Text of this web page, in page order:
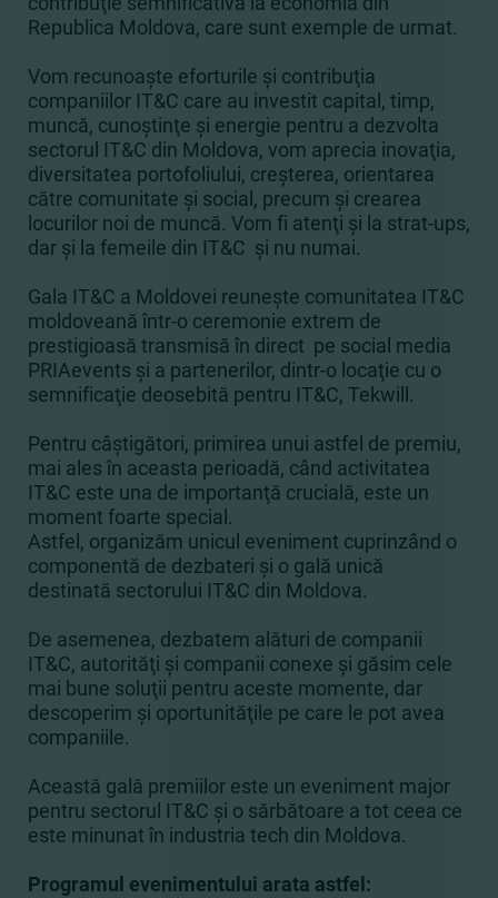
Republica Moldova, care sunt exemple de urmat.
Vom recunoaşte eforturile şi contribuţia
companiilor IT&C care au investit capital, timp,
muncă, cunoştinţe şi energie pentru a dezvolta
sectorul IT&C din Moldova, vom aprecia inovaţia,
diversitatea portofoliului, creşterea, orientarea
către comunitate şi social, precum şi crearea
locurilor noi de muncă. Vom fi atenţi şi la strat-ups,
dar şi la femeile din IT&C şi nu numai.
Gala IT&C a Moldovei reuneşte comunitatea IT&C
moldoveană într-o ceremonie extrem de
prestigioasă transmisă în direct pe social media
PRIAevents şi a partenerilor, dintr-o locaţie cu o
semnificaţie deosebită pentru IT&C, Tekwill.
Pentru câştigători, primirea unui astfel de premiu,
mai ales în aceasta perioadă, când activitatea
IT&C este una de importanţă crucială, este un
moment foarte special.
Astfel, organizăm unicul eveniment cuprinzând o
componentă de dezbateri şi o gală unică
destinată sectorului IT&C din Moldova.
De asemenea, dezbatem alături de companii
IT&C, autorităţi şi companii conexe şi găsim cele
mai bune soluţii pentru aceste momente, dar
descoperim şi oportunităţile pe care le pot avea
companiile.
Această gală premiilor este un eveniment major
pentru sectorul IT&C şi o sărbătoare a tot ceea ce
este minunat în industria tech din Moldova.
Programul evenimentului arata astfel: